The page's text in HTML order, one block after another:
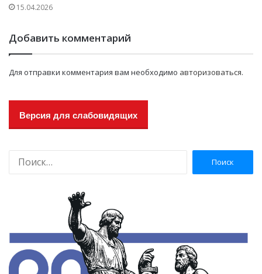
15.04.2026
Добавить комментарий
Для отправки комментария вам необходимо авторизоваться.
Версия для слабовидящих